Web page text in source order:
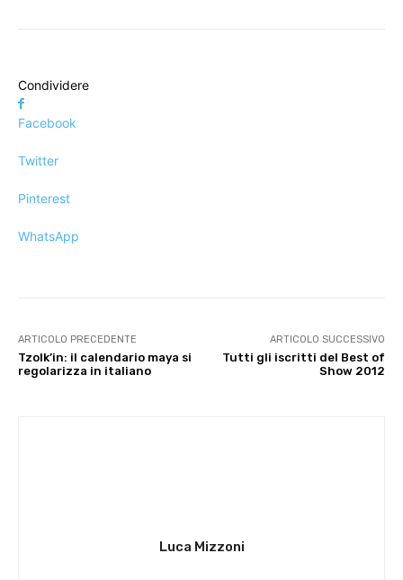
Condividere
Facebook
Twitter
Pinterest
WhatsApp
ARTICOLO PRECEDENTE
Tzolk’in: il calendario maya si
regolarizza in italiano
ARTICOLO SUCCESSIVO
Tutti gli iscritti del Best of
Show 2012
Luca Mizzoni